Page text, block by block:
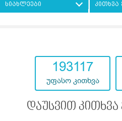
სიახლეები კითხვა
193117
უფასო კითხვა
დაუსვით კითხვა